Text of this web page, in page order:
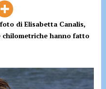
di Elisabetta Canalis,
chilometriche hanno fatto